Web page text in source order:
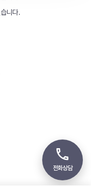
니다.
전화상담